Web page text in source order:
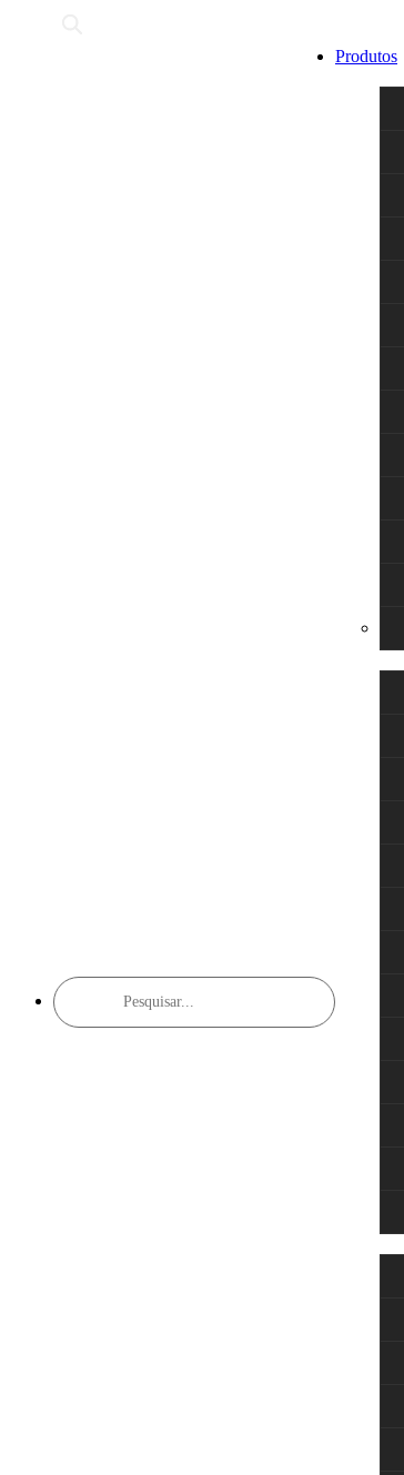
Products
search
Produtos